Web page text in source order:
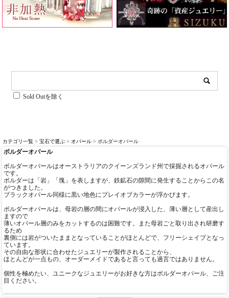
Sold Outを除く
カテゴリ一覧 > 宝石で選ぶ > オパール > ボルダーオパール
ボルダーオパール
ボルダーオパールはオーストラリアのクイーンズランド州で採掘されるオパール
です。
ボルダーは「岩」「塊」を表しますが、鉄鉱石の隙間に発生することからこの名
がつきました。
ブラックオパール同様に黒い地色にプレイオブカラーが浮かびます。
ボルダーオパールは、母岩の層の間にオパールが浸入した、薄い層として産出し
ますので
薄いオパール層のみをカットするのは困難です。また母岩ごと取り出され研磨す
るため
裏側には岩がついたままとなっていることがほとんどで、フリーシェイプとなっ
ています。
その自由な形状に合わせたジュエリーが製作されることから、
ほとんどが一点もの、オーダーメイドであると言っても過言ではありません。
個性を極めたい、ユニークなジュエリーがお好きな方はボルダーオパール、ご注
目ください。